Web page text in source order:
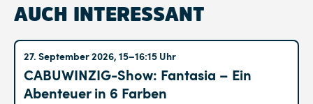
AUCH INTERESSANT
27. September 2026, 15–16:15 Uhr
CABUWINZIG-Show: Fantasia – Ein
Abenteuer in 6 Farben